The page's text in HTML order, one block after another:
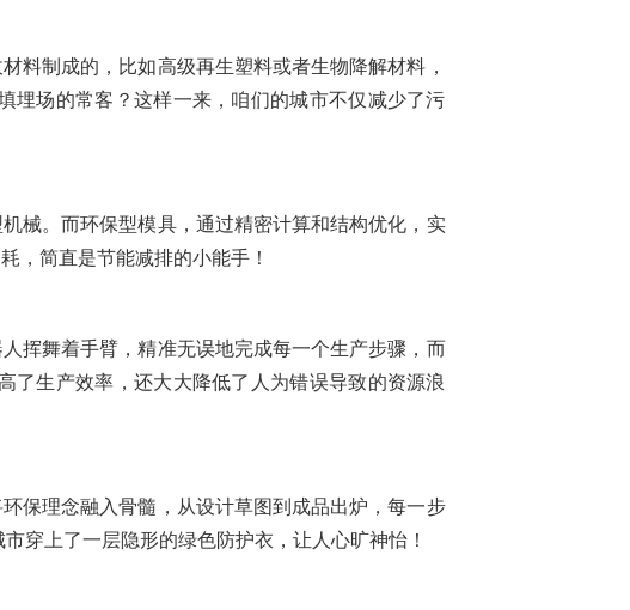
料制成的，比如高级再生塑料或者生物降解材料，
埋场的常客？这样一来，咱们的城市不仅减少了污
械。而环保型模具，通过精密计算和结构优化，实
，简直是节能减排的小能手！
挥舞着手臂，精准无误地完成每一个生产步骤，而
了生产效率，还大大降低了人为错误导致的资源浪
保理念融入骨髓，从设计草图到成品出炉，每一步
穿上了一层隐形的绿色防护衣，让人心旷神怡！